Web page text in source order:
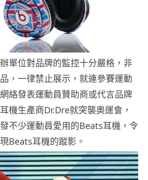
單位對品牌的監控十分嚴格，非
，一律禁止展示，就連參賽運動
絡發表運動員贊助商或代言品牌
機生產商Dr.Dre就突襲奧運會，
不少運動員愛用的Beats耳機，令
Beats耳機的蹤影。